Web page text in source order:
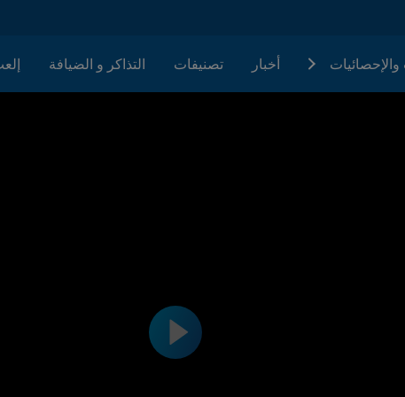
والإحصائيات أخبار تصنيفات التذاكر و الضيافة